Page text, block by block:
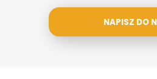
NAPISZ DO